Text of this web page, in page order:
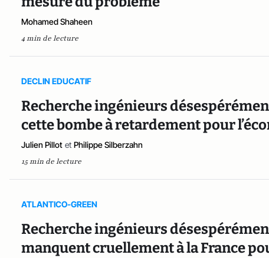
Mohamed Shaheen
4 min de lecture
DECLIN EDUCATIF
Recherche ingénieurs
cette bombe à retardement pour
Julien Pillot et Philippe Silberzahn
15 min de lecture
ATLANTICO-GREEN
Recherche ingénieurs
manquent cruellement à la France